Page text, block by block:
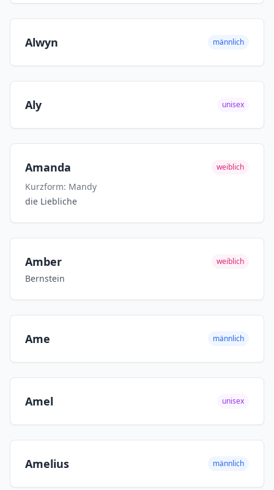
Alwyn männlich
Aly unisex
Amanda weiblich
Kurzform: Mandy
die Liebliche
Amber weiblich
Bernstein
Ame männlich
Amel unisex
Amelius männlich